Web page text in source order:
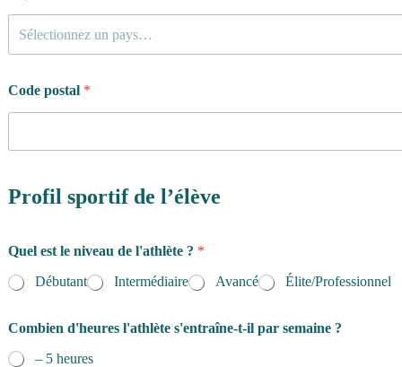
Sélectionnez un pays…
Code postal *
Profil sportif de l’élève
Quel est le niveau de l'athlète ? *
Débutant
Intermédiaire Avancé Élite/Professionnel
Combien d'heures l'athlète s'entraîne-t-il par semaine ?
– 5 heures